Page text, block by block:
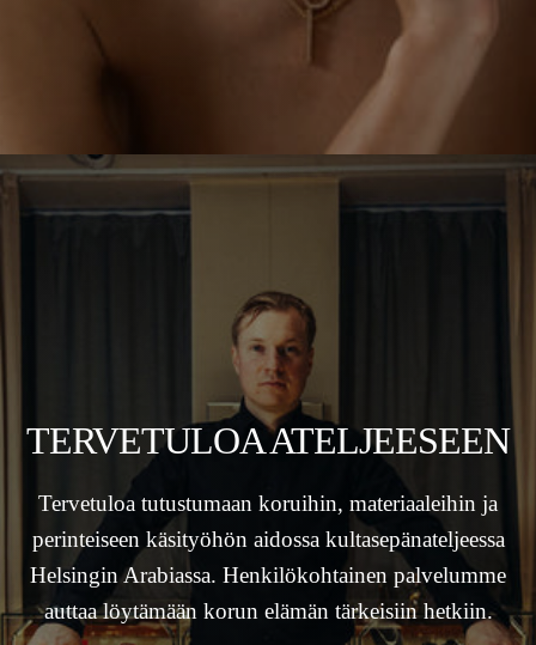
TERVETULOA ATELJEESEEN
Tervetuloa tutustumaan koruihin, materiaaleihin ja
perinteiseen käsityöhön aidossa kultasepänateljeessa
Helsingin Arabiassa. Henkilökohtainen palvelumme
auttaa löytämään korun elämän tärkeisiin hetkiin.